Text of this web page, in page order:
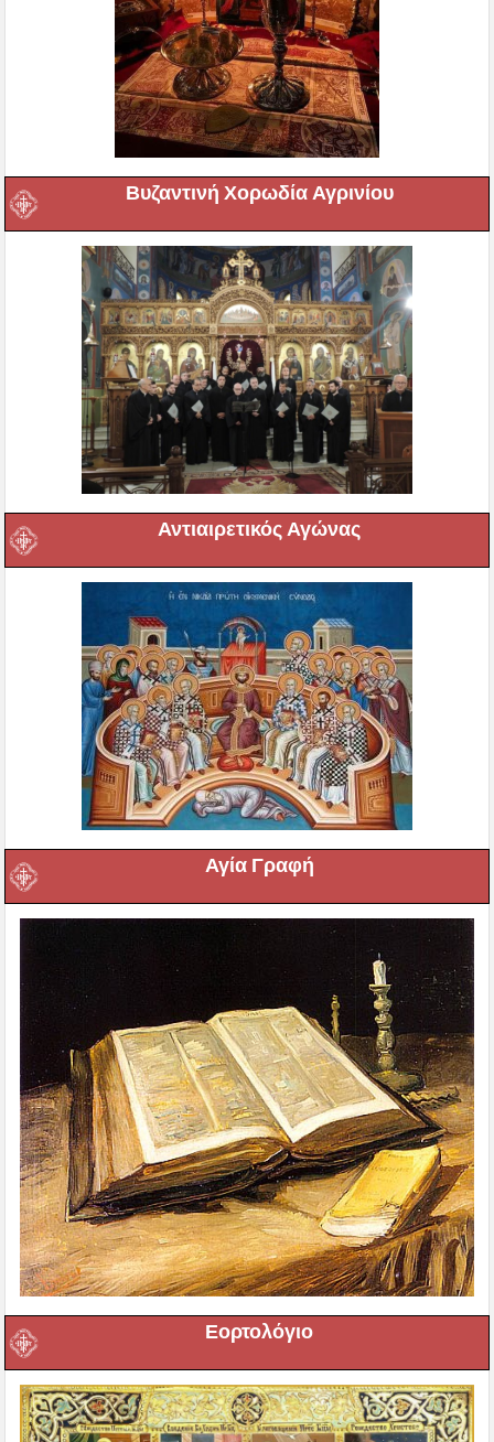
Βυζαντινή Χορωδία Αγρινίου
Αντιαιρετικός Αγώνας
Αγία Γραφή
Εορτολόγιο